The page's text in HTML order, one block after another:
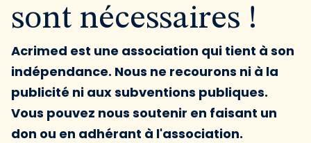
sont nécessaires !
Acrimed est une association qui tient à son
indépendance. Nous ne recourons ni à la
publicité ni aux subventions publiques.
Vous pouvez nous soutenir en faisant un
don ou en adhérant à l'association.